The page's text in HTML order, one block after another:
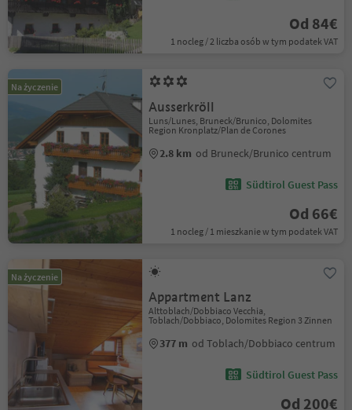
Od 84€
1 nocleg / 2 liczba osób w tym podatek VAT
Na życzenie
Ausserkröll
Luns/Lunes, Bruneck/Brunico, Dolomites
Region Kronplatz/Plan de Corones
2.8 km od Bruneck/Brunico centrum
Südtirol Guest Pass
Od 66€
1 nocleg / 1 mieszkanie w tym podatek VAT
Na życzenie
Appartment Lanz
Alttoblach/Dobbiaco Vecchia,
Toblach/Dobbiaco, Dolomites Region 3 Zinnen
377 m od Toblach/Dobbiaco centrum
Südtirol Guest Pass
Od 200€